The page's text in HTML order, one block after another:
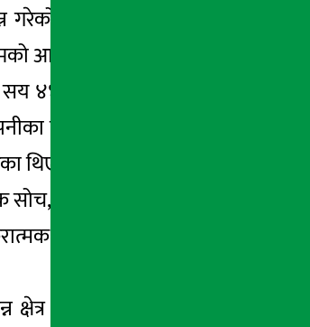
गरेको छ । सिटिजन लिडरहरुको
आयोजना गरिएको थियो ।
४४ भन्दा बढी सक्रिय सिटिजन
पश्चिम क्षेत्रको प्रमुख व्यवसाय
।
जीवन प्रतिको बुझाई, भोगाई
जोश र जाँगर भरर काम गर्न
र शाखा प्रवन्धकहरुको पनि